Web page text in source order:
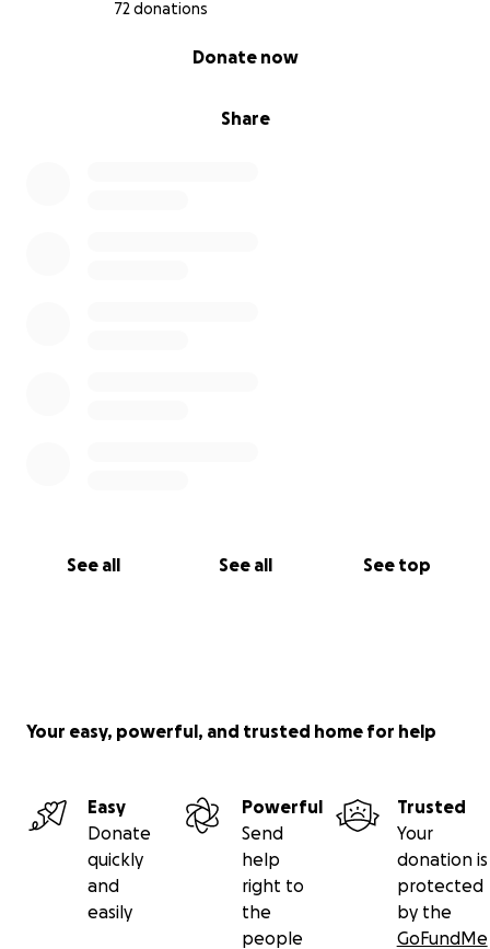
72 donations
Share
Donate now
See all See all See top
Your easy, powerful, and trusted home for help
Easy
Donate
quickly
and
easily
Powerful
Send
help
right to
the
people
Trusted
Your
donation is
protected
by the
GoFundMe